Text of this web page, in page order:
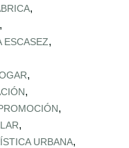
,
,
ESCASEZ,
,
,
,
,
URBANA,